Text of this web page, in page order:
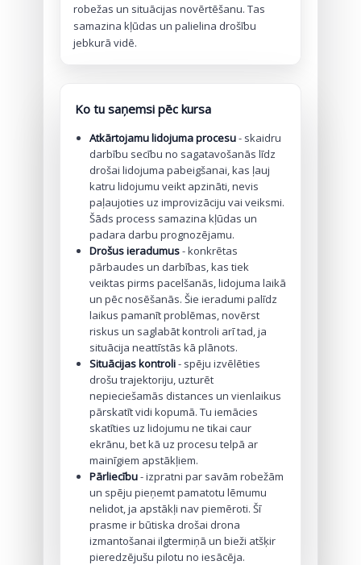
robežas un situācijas novērtēšanu. Tas
samazina kļūdas un palielina drošību
jebkurā vidē.
Ko tu saņemsi pēc kursa
Atkārtojamu lidojuma procesu- skaidru
darbību secību no sagatavošanās līdz
drošai lidojuma pabeigšanai, kas ļauj
katru lidojumu veikt apzināti, nevis
paļaujoties uz improvizāciju vai veiksmi.
Šāds process samazina kļūdas un
padara darbu prognozējamu.
Drošus ieradumus- konkrētas
pārbaudes un darbības, kas tiek
veiktas pirms pacelšanās, lidojuma laikā
un pēc nosēšanās. Šie ieradumi palīdz
laikus pamanīt problēmas, novērst
riskus un saglabāt kontroli arī tad, ja
situācija neattīstās kā plānots.
Situācijas kontroli- spēju izvēlēties
drošu trajektoriju, uzturēt
nepieciešamās distances un vienlaikus
pārskatīt vidi kopumā. Tu iemācies
skatīties uz lidojumu ne tikai caur
ekrānu, bet kā uz procesu telpā ar
mainīgiem apstākļiem.
Pārliecību- izpratni par savām robežām
un spēju pieņemt pamatotu lēmumu
nelidot, ja apstākļi nav piemēroti. Šī
prasme ir būtiska drošai drona
izmantošanai ilgtermiņā un bieži atšķir
pieredzējušu pilotu no iesācēja.